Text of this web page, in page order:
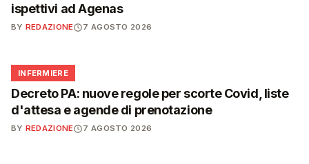
ispettivi ad Agenas
BY REDAZIONE 7 AGOSTO 2026
🩺
INFERMIERE
Decreto PA: nuove regole per scorte Covid, liste
d'attesa e agende di prenotazione
BY REDAZIONE 7 AGOSTO 2026